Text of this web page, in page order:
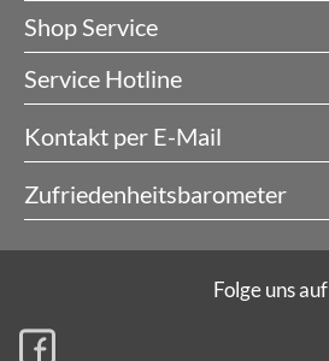
Shop Service
Service Hotline
Kontakt per E-Mail
Zufriedenheitsbarometer
Folge uns auf